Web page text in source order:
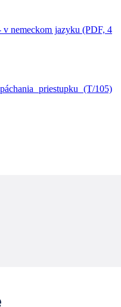
v nemeckom jazyku (PDF, 4
priestupku (T/105)